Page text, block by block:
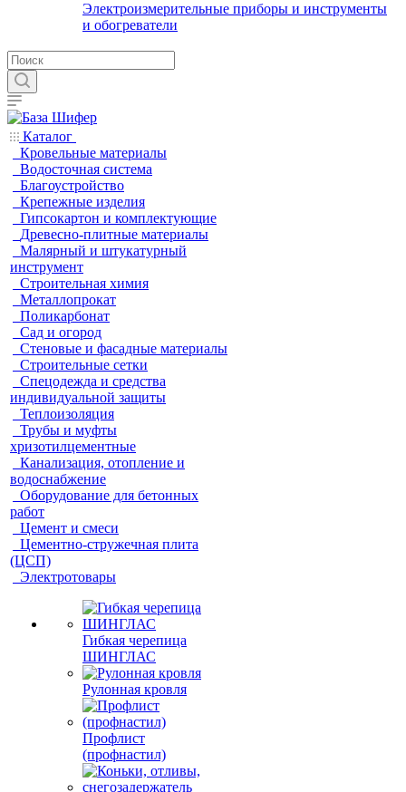
Электроизмерительные приборы и инструменты
и обогреватели
Каталог
Кровельные материалы
Водосточная система
Благоустройство
Крепежные изделия
Гипсокартон и комплектующие
Древесно-плитные материалы
Малярный и штукатурный
инструмент
Строительная химия
Металлопрокат
Поликарбонат
Сад и огород
Стеновые и фасадные материалы
Строительные сетки
Спецодежда и средства
индивидуальной защиты
Теплоизоляция
Трубы и муфты
хризотилцементные
Канализация, отопление и
водоснабжение
Оборудование для бетонных
работ
Цемент и смеси
Цементно-стружечная плита
(ЦСП)
Электротовары
Гибкая черепица
ШИНГЛАС
Рулонная кровля
Профлист
(профнастил)